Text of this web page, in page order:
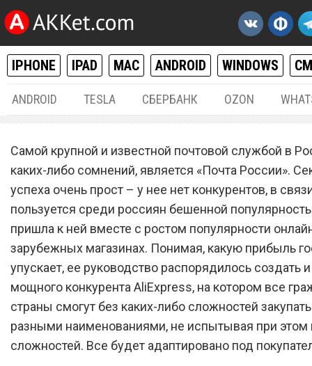
IPHONE IPAD MAC ANDROID WINDOWS
ANDROID TESLA СБЕРБАНК OZON
«Почта России» запустила
мощного конкурента
Самой крупной и известной почтовой службой в
каких-либо сомнений, является «Почта России».
успеха очень прост – у нее нет конкурентов, в
пользуется среди россиян бешенной
пришла к ней вместе с ростом популярности
зарубежных магазинах. Понимая, какую прибыль
упускает, ее руководство распорядилось создать и
мощного конкурента AliExpress, на котором все
страны смогут без каких-либо сложностей
разными наименованиями, не испытывая при этом
сложностей. Все будет адаптировано под